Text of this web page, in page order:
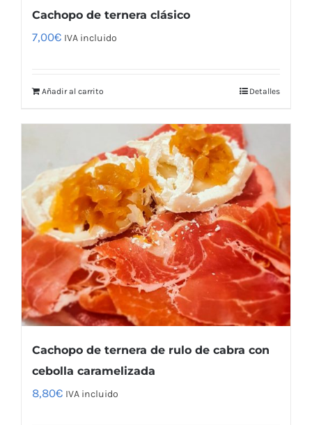
Cachopo de ternera clásico
7,00€ IVA incluido
Añadir al carrito Detalles
Cachopo de ternera de rulo de cabra con
cebolla caramelizada
8,80€ IVA incluido